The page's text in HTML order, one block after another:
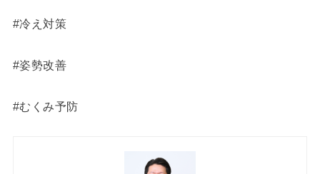
#冷え対策
#姿勢改善
#むくみ予防